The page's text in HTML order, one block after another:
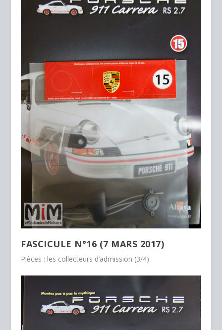
FASCICULE N°16 (7 MARS 2017)
Pièces : les collecteurs d’admission (3/4)